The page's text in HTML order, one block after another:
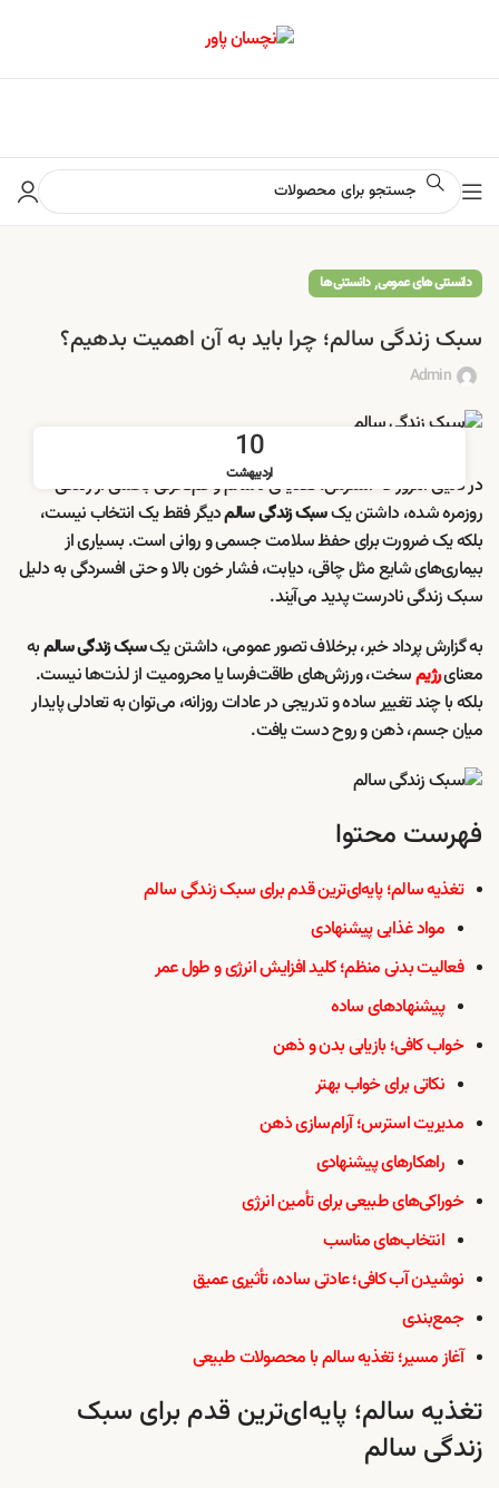
دانستنی های عمومی,دانستنی ها
سبک زندگی سالم؛ چرا باید به آن اهمیت بدهیم؟
Admin
10
اردیبهشت
در دنیای امروز که استرس، تغذیه‌ی ناسالم و کم‌تحرکی بخشی از زندگی
روزمره شده، داشتن یکسبک زندگی سالمدیگر فقط یک انتخاب نیست،
بلکه یک ضرورت برای حفظ سلامت جسمی و روانی است. بسیاری از
بیماری‌های شایع مثل چاقی، دیابت، فشار خون بالا و حتی افسردگی به دلیل
سبک زندگی نادرست پدید می‌آیند.
به گزارش پرداد خبر، برخلاف تصور عمومی، داشتن یکسبک زندگی سالمبه
معنایرژیمسخت، ورزش‌های طاقت‌فرسا یا محرومیت از لذت‌ها نیست.
بلکه با چند تغییر ساده و تدریجی در عادات روزانه، می‌توان به تعادلی پایدار
میان جسم، ذهن و روح دست یافت.
فهرست محتوا
تغذیه سالم؛ پایه‌ای‌ترین قدم برای سبک زندگی سالم
مواد غذایی پیشنهادی
فعالیت بدنی منظم؛ کلید افزایش انرژی و طول عمر
پیشنهادهای ساده
خواب کافی؛ بازیابی بدن و ذهن
نکاتی برای خواب بهتر
مدیریت استرس؛ آرام‌سازی ذهن
راهکارهای پیشنهادی
خوراکی‌های طبیعی برای تأمین انرژی
انتخاب‌های مناسب
نوشیدن آب کافی؛ عادتی ساده، تأثیری عمیق
جمع‌بندی
آغاز مسیر؛ تغذیه سالم با محصولات طبیعی
تغذیه سالم؛ پایه‌ای‌ترین قدم برای سبک
زندگی سالم